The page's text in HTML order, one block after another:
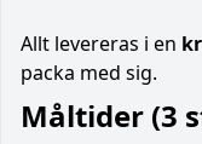
Allt levereras i en
packa med sig.
Måltider (3